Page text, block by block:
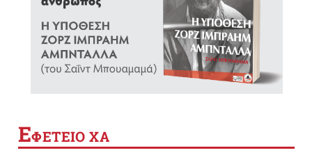
ΕΦΕΤΕΙΟ ΧΑ